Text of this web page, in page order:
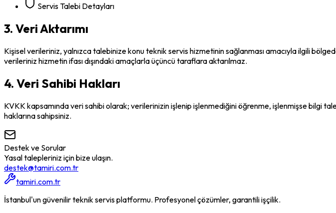
Servis Talebi Detayları
3. Veri Aktarımı
Kişisel verileriniz, yalnızca talebinize konu teknik servis hizmetinin sağlanması amacıyla ilgili
verileriniz hizmetin ifası dışındaki amaçlarla üçüncü taraflara aktarılmaz.
4. Veri Sahibi Hakları
KVKK kapsamında veri sahibi olarak; verilerinizin işlenip işlenmediğini öğrenme, işlenmişse bilgi
haklarına sahipsiniz.
Destek ve Sorular
Yasal talepleriniz için bize ulaşın.
destek@tamiri.com.tr
tamiri.com.tr
İstanbul'un güvenilir teknik servis platformu. Profesyonel çözümler, garantili işçilik.